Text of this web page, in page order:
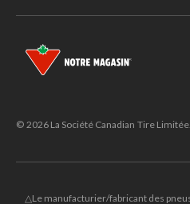
© 2026 La Société Canadian Tire
△Le manufacturier/fabricant des